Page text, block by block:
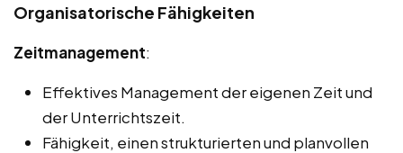
Organisatorische Fähigkeiten
Zeitmanagement:
Effektives Management der eigenen Zeit und
der Unterrichtszeit.
Fähigkeit, einen strukturierten und planvollen